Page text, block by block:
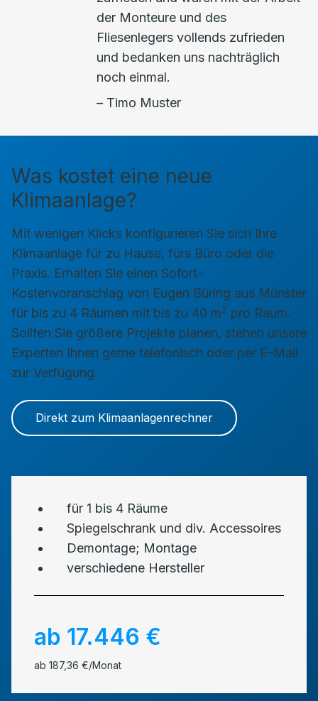
der Monteure und des
Fliesenlegers vollends zufrieden
und bedanken uns nachträglich
noch einmal.
– Timo Muster
Was kostet eine neue
Klimaanlage?
Mit wenigen Klicks konfigurieren Sie sich Ihre
Klimaanlage für zu Hause, fürs Büro oder die
Praxis. Erhalten Sie einen Sofort-
Kostenvoranschlag von Eugen Büring aus Münster
für bis zu 4 Räumen mit bis zu 40 m2 pro Raum.
Sollten Sie größere Projekte planen, stehen unsere
Experten Ihnen gerne telefonisch oder per E-Mail
zur Verfügung.
Direkt zum Klimaanlagenrechner
für 1 bis 4 Räume
Spiegelschrank und div. Accessoires
Demontage; Montage
verschiedene Hersteller
ab 17.446 €
ab 187,36 €/Monat